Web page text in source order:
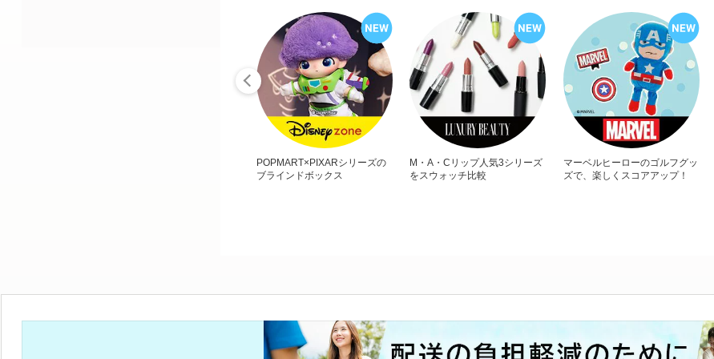
POPMART×PIXARシリーズの
ブラインドボックス
M・A・Cリップ人気3シリーズ
をスウォッチ比較
マーベルヒーローのゴルフグッ
ズで、楽しくスコアアップ！